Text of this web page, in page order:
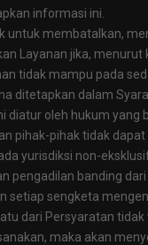
informasi ini.
untuk membatalkan,
Layanan jika, menurut
tidak mampu pada
ditetapkan dalam
diatur oleh hukum yang
pihak-pihak tidak
yurisdiksi non-
pengadilan banding
setiap sengketa
dari Persyaratan tidak
maka akan